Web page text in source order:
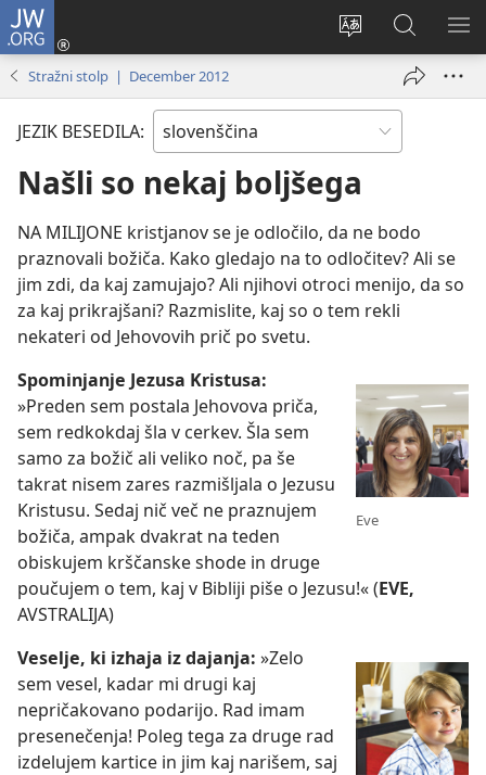
JW.ORG
Spremeni
spletnega
mesta
Prijava
(odpre
Iskanje
po
JW.ORG
Stražni stolp | December 2012
JEZIK BESEDILA:
Našli so nekaj boljšega
NA MILIJONE kristjanov se je odločilo, da ne bodo
praznovali božiča. Kako gledajo na to odločitev? Ali se
jim zdi, da kaj zamujajo? Ali njihovi otroci menijo, da so
za kaj prikrajšani? Razmislite, kaj so o tem rekli
nekateri od Jehovovih prič po svetu.
Eve
Spominjanje Jezusa Kristusa:
»Preden sem postala Jehovova priča,
sem redkokdaj šla v cerkev. Šla sem
samo za božič ali veliko noč, pa še
takrat nisem zares razmišljala o Jezusu
Kristusu. Sedaj nič več ne praznujem
božiča, ampak dvakrat na teden
obiskujem krščanske shode in druge
poučujem o tem, kaj v Bibliji piše o Jezusu!« (EVE,
AVSTRALIJA)
Veselje, ki izhaja iz dajanja: »Zelo
sem vesel, kadar mi drugi kaj
nepričakovano podarijo. Rad imam
presenečenja! Poleg tega za druge rad
izdelujem kartice in jim kaj narišem, saj